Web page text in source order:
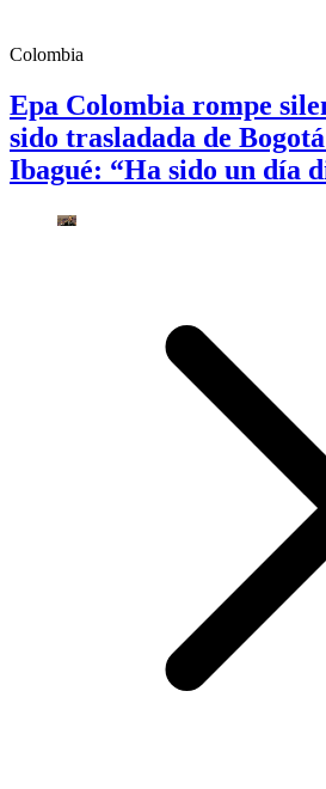
Colombia
Epa Colombia rompe
sido trasladada de
Ibagué: “Ha sido un día